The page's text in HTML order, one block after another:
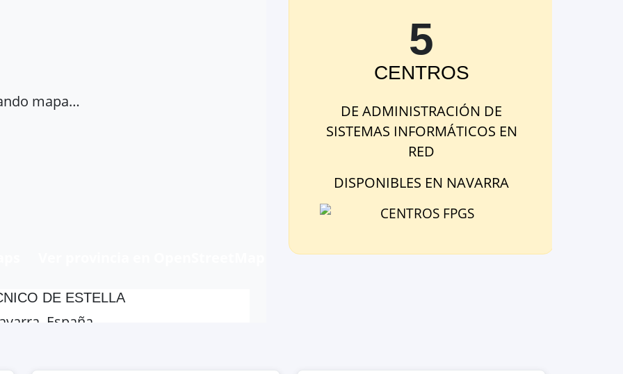
mapa…
DE ESTELLA
España
5
CENTROS
DE ADMINISTRACIÓN DE
SISTEMAS INFORMÁTICOS EN
RED
DISPONIBLES EN NAVARRA